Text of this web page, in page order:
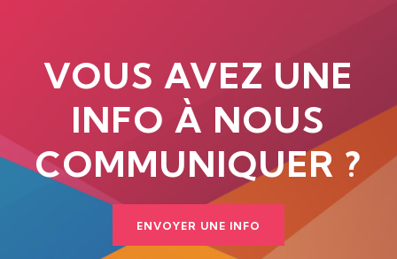
VOUS AVEZ UNE
INFO À NOUS
COMMUNIQUER ?
ENVOYER UNE INFO